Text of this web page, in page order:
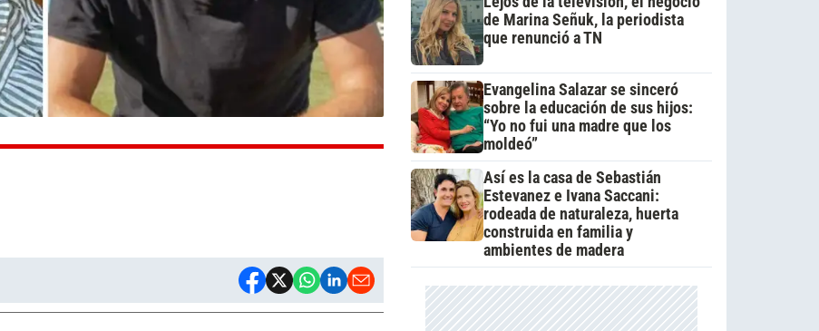
de Marina Señuk, la periodista
que renunció a TN
Evangelina Salazar se sinceró
sobre la educación de sus hijos:
“Yo no fui una madre que los
moldeó”
Así es la casa de Sebastián
Estevanez e Ivana Saccani:
rodeada de naturaleza, huerta
construida en familia y
ambientes de madera